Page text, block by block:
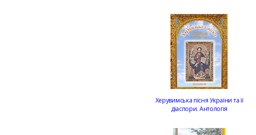
Херувимська пісня України та її
діаспори. Антологія